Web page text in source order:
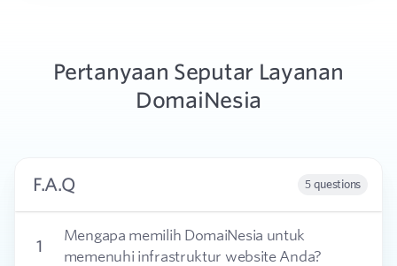
Pertanyaan Seputar Layanan
DomaiNesia
F.A.Q 5 questions
1
Mengapa memilih DomaiNesia untuk
memenuhi infrastruktur website Anda?